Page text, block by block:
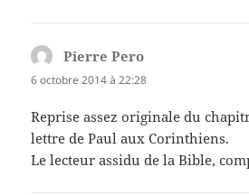
Pierre Pero
6 octobre 2014 à 22:28
Reprise assez originale du
lettre de Paul aux Corinthiens.
Le lecteur assidu de la Bible,